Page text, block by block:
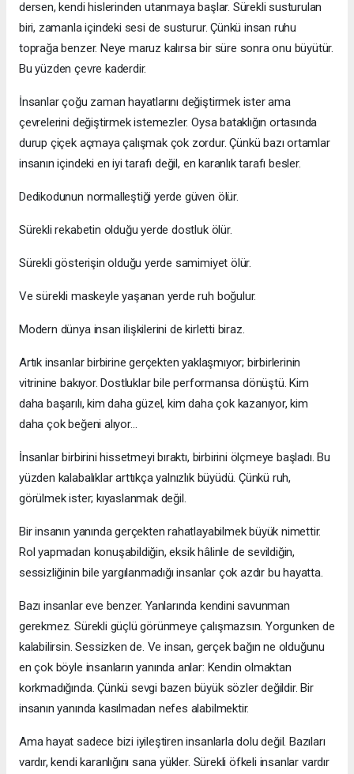
dersen, kendi hislerinden utanmaya başlar. Sürekli susturulan
biri, zamanla içindeki sesi de susturur. Çünkü insan ruhu
toprağa benzer. Neye maruz kalırsa bir süre sonra onu büyütür.
Bu yüzden çevre kaderdir.
İnsanlar çoğu zaman hayatlarını değiştirmek ister ama
çevrelerini değiştirmek istemezler. Oysa bataklığın ortasında
durup çiçek açmaya çalışmak çok zordur. Çünkü bazı ortamlar
insanın içindeki en iyi tarafı değil, en karanlık tarafı besler.
Dedikodunun normalleştiği yerde güven ölür.
Sürekli rekabetin olduğu yerde dostluk ölür.
Sürekli gösterişin olduğu yerde samimiyet ölür.
Ve sürekli maskeyle yaşanan yerde ruh boğulur.
Modern dünya insan ilişkilerini de kirletti biraz.
Artık insanlar birbirine gerçekten yaklaşmıyor; birbirlerinin
vitrinine bakıyor. Dostluklar bile performansa dönüştü. Kim
daha başarılı, kim daha güzel, kim daha çok kazanıyor, kim
daha çok beğeni alıyor…
İnsanlar birbirini hissetmeyi bıraktı, birbirini ölçmeye başladı. Bu
yüzden kalabalıklar arttıkça yalnızlık büyüdü. Çünkü ruh,
görülmek ister; kıyaslanmak değil.
Bir insanın yanında gerçekten rahatlayabilmek büyük nimettir.
Rol yapmadan konuşabildiğin, eksik hâlinle de sevildiğin,
sessizliğinin bile yargılanmadığı insanlar çok azdır bu hayatta.
Bazı insanlar eve benzer. Yanlarında kendini savunman
gerekmez. Sürekli güçlü görünmeye çalışmazsın. Yorgunken de
kalabilirsin. Sessizken de. Ve insan, gerçek bağın ne olduğunu
en çok böyle insanların yanında anlar: Kendin olmaktan
korkmadığında. Çünkü sevgi bazen büyük sözler değildir. Bir
insanın yanında kasılmadan nefes alabilmektir.
Ama hayat sadece bizi iyileştiren insanlarla dolu değil. Bazıları
vardır, kendi karanlığını sana yükler. Sürekli öfkeli insanlar vardır